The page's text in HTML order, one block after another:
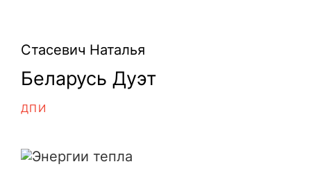
Стасевич Наталья
Беларусь Дуэт
ДПИ
Энергии тепла